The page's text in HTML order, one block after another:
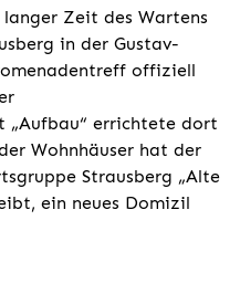
Zeit des Wartens
in der Gustav-
offiziell
„Aufbau“ errichtete dort
Wohnhäuser hat der
Strausberg „Alte
ein neues Domizil